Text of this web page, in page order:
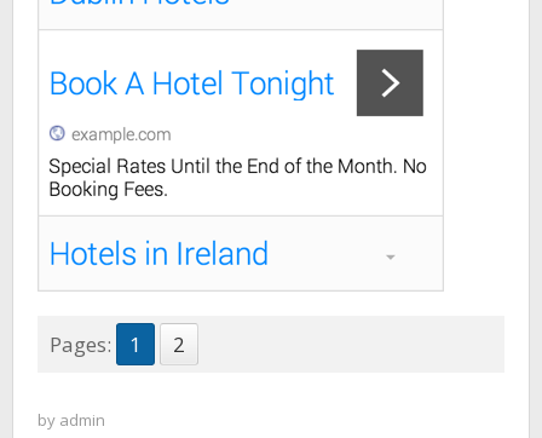
Pages: 1 2
by admin